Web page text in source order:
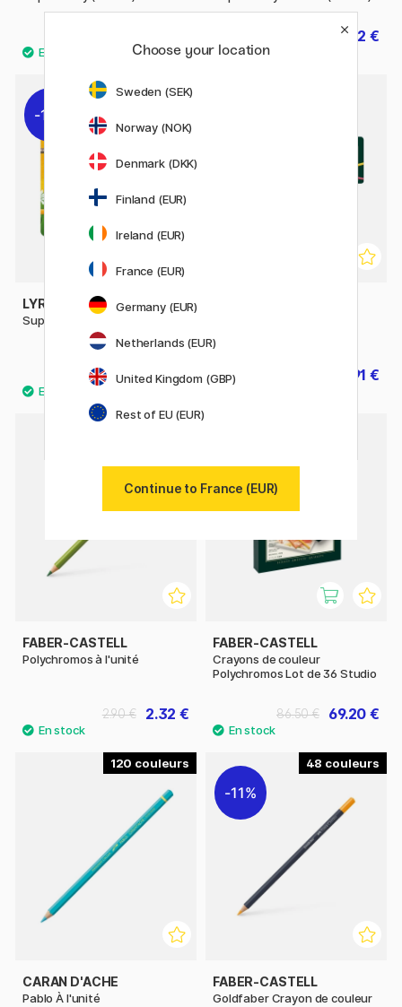
1.92 €
11%
LYRA
Super Ferby (+3 ans) Lot de 18
41.52 €
51.90 € 215.91 €
FABER-CASTELL
Polychromos à l'unité
2.32 €
2.90 €
FABER-CASTELL
Crayons de couleur
Polychromos Lot de 36 Studio
69.20 €
86.50 €
120
CARAN D'ACHE
Pablo À l'unité
48
11%
FABER-CASTELL
Goldfaber Crayon de couleur
Choose your location
Sweden (SEK)
Norway (NOK)
Denmark (DKK)
Finland (EUR)
Ireland (EUR)
France (EUR)
Germany (EUR)
Netherlands (EUR)
United Kingdom (GBP)
Rest of EU (EUR)
Continue to France (EUR)